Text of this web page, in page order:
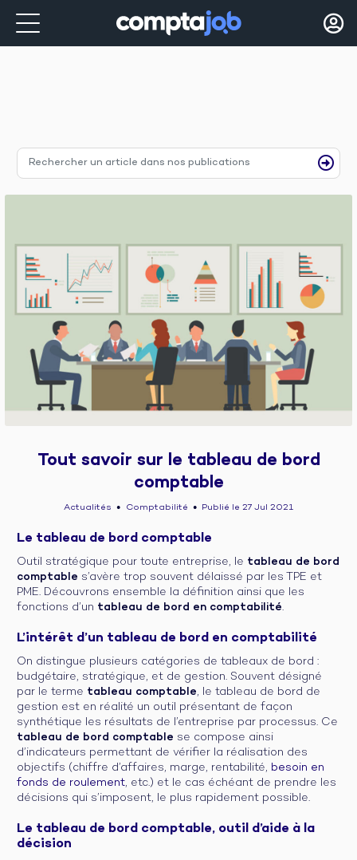
Tout savoir sur le tableau de bord
comptable
Actualités ● Comptabilité ● Publié le 27 Jul 2021
Le tableau de bord comptable
Outil stratégique pour toute entreprise, le tableau de bord
comptable s’avère trop souvent délaissé par les TPE et
PME. Découvrons ensemble la définition ainsi que les
fonctions d’un tableau de bord en comptabilité.
L’intérêt d’un tableau de bord en comptabilité
On distingue plusieurs catégories de tableaux de bord :
budgétaire, stratégique, et de gestion. Souvent désigné
par le terme tableau comptable, le tableau de bord de
gestion est en réalité un outil présentant de façon
synthétique les résultats de l’entreprise par processus. Ce
tableau de bord comptable se compose ainsi
d’indicateurs permettant de vérifier la réalisation des
objectifs (chiffre d’affaires, marge, rentabilité, besoin en
fonds de roulement, etc.) et le cas échéant de prendre les
décisions qui s’imposent, le plus rapidement possible.
Le tableau de bord comptable, outil d’aide à la
décision